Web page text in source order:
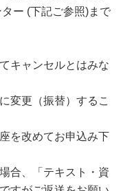
ー (下記ご参照)まで
キャンセルとはみな
変更（振替）するこ
を改めてお申込み下
合、「テキスト・資